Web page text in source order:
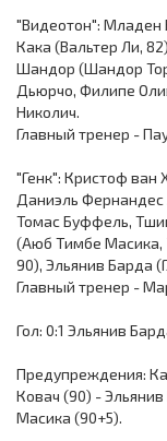
"Видеотон": Младен
Кака (Вальтер Ли,
Шандор (Шандор
Дьюрчо, Филипе
Николич.
Главный тренер -
"Генк": Кристоф ван
Даниэль
Томас Буффель,
(Аюб Тимбе Масика,
90), Эльянив Барда
Главный тренер -
Гол: 0:1 Эльянив
Предупреждения:
Ковач (90) -
Масика (90+5).